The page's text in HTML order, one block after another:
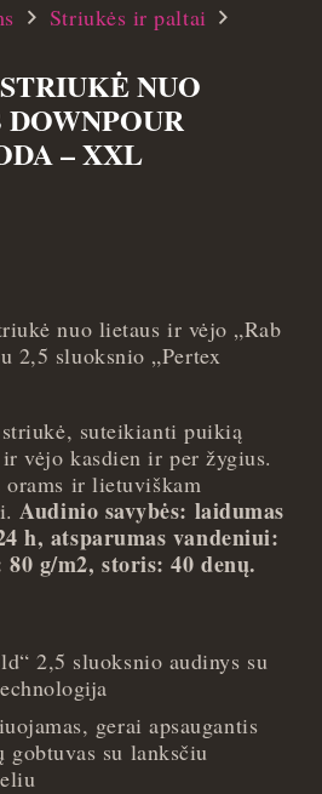
Striukės ir paltai
NUO
– XXL
nuo lietaus ir vėjo „Rab
2,5 sluoksnio „Pertex
suteikianti puikią
vėjo kasdien ir per žygius.
ir lietuviškam
Audinio savybės: laidumas
h, atsparumas vandeniui:
g/m2, storis: 40 denų.
2,5 sluoksnio audinys su
gerai apsaugantis
gobtuvas su lanksčiu